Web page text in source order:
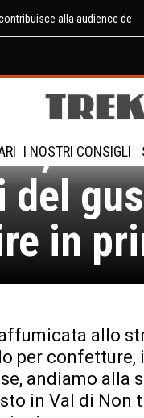
alla audience de
I NOSTRI CONSIGLI
Val
del
in
allo
per
andiamo alla
in Val di Non